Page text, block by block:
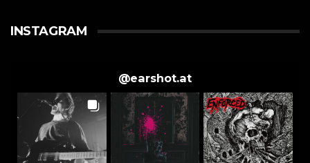
INSTAGRAM
@earshot.at